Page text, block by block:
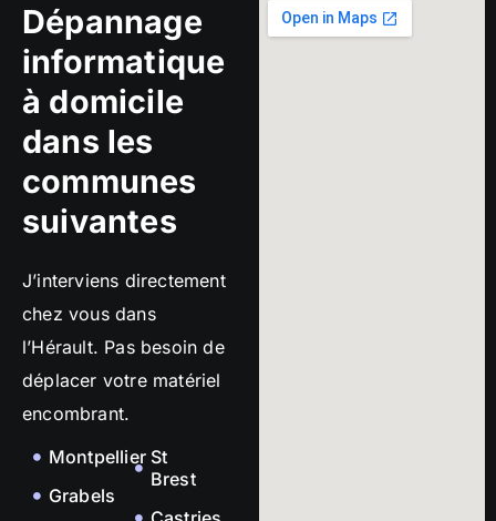
Dépannage
informatique
à domicile
dans les
communes
suivantes
J’interviens directement
chez vous dans
l’Hérault. Pas besoin de
déplacer votre matériel
encombrant.
Montpellier
Grabels
St
Brest